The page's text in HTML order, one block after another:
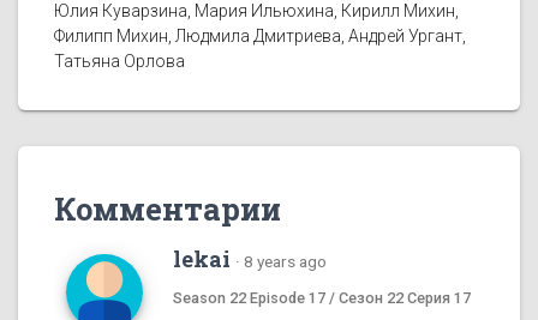
Юлия Куварзина, Мария Ильюхина, Кирилл Михин,
Филипп Михин, Людмила Дмитриева, Андрей Ургант,
Татьяна Орлова
Комментарии
lekai · 8 years ago
Season 22 Episode 17 / Сезон 22 Серия 17